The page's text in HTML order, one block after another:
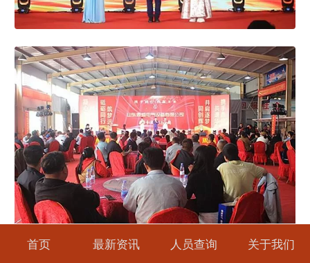
首页 最新资讯 人员查询 关于我们